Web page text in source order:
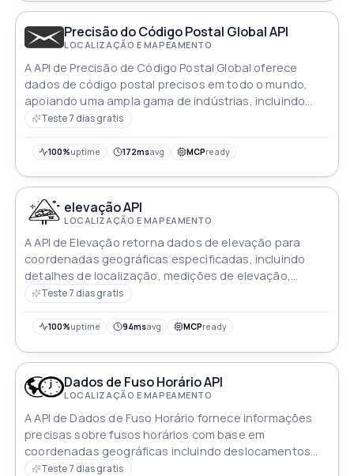
Precisão do Código Postal Global API
LOCALIZAÇÃO E MAPEAMENTO
A API de Precisão de Código Postal Global oferece
dados de código postal precisos em todo o mundo,
apoiando uma ampla gama de indústrias, incluindo
logística, serviços de localização, comércio eletrônico
Teste 7 dias gratis
100%uptime 172msavg MCPready
elevação API
LOCALIZAÇÃO E MAPEAMENTO
A API de Elevação retorna dados de elevação para
coordenadas geográficas especificadas, incluindo
detalhes de localização, medições de elevação,
resolução e um status indicando o sucesso da
Teste 7 dias gratis
100%uptime 94msavg MCPready
Dados de Fuso Horário API
LOCALIZAÇÃO E MAPEAMENTO
A API de Dados de Fuso Horário fornece informações
precisas sobre fusos horários com base em
coordenadas geográficas incluindo deslocamentos
IDs de fusos horários e detalhes sobre o horário de
Teste 7 dias gratis